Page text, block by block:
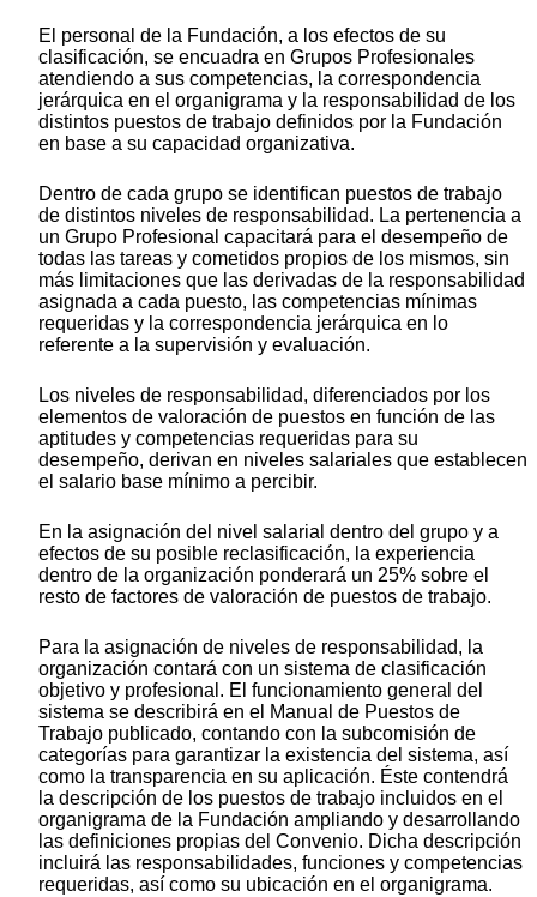
El personal de la Fundación, a los efectos de su
clasificación, se encuadra en Grupos Profesionales
atendiendo a sus competencias, la correspondencia
jerárquica en el organigrama y la responsabilidad de los
distintos puestos de trabajo definidos por la Fundación
en base a su capacidad organizativa.
Dentro de cada grupo se identifican puestos de trabajo
de distintos niveles de responsabilidad. La pertenencia a
un Grupo Profesional capacitará para el desempeño de
todas las tareas y cometidos propios de los mismos, sin
más limitaciones que las derivadas de la responsabilidad
asignada a cada puesto, las competencias mínimas
requeridas y la correspondencia jerárquica en lo
referente a la supervisión y evaluación.
Los niveles de responsabilidad, diferenciados por los
elementos de valoración de puestos en función de las
aptitudes y competencias requeridas para su
desempeño, derivan en niveles salariales que establecen
el salario base mínimo a percibir.
En la asignación del nivel salarial dentro del grupo y a
efectos de su posible reclasificación, la experiencia
dentro de la organización ponderará un 25% sobre el
resto de factores de valoración de puestos de trabajo.
Para la asignación de niveles de responsabilidad, la
organización contará con un sistema de clasificación
objetivo y profesional. El funcionamiento general del
sistema se describirá en el Manual de Puestos de
Trabajo publicado, contando con la subcomisión de
categorías para garantizar la existencia del sistema, así
como la transparencia en su aplicación. Éste contendrá
la descripción de los puestos de trabajo incluidos en el
organigrama de la Fundación ampliando y desarrollando
las definiciones propias del Convenio. Dicha descripción
incluirá las responsabilidades, funciones y competencias
requeridas, así como su ubicación en el organigrama.